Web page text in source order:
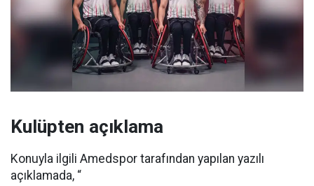
Kulüpten açıklama
Konuyla ilgili Amedspor tarafından yapılan yazılı
açıklamada, “